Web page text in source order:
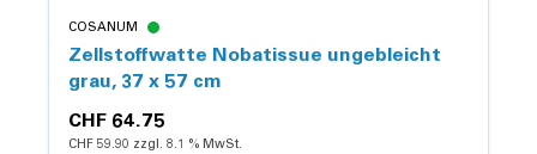
COSANUM
Zellstoffwatte Nobatissue ungebleicht
grau, 37 x 57 cm
CHF 64.75
CHF 59.90 zzgl. 8.1 % MwSt.